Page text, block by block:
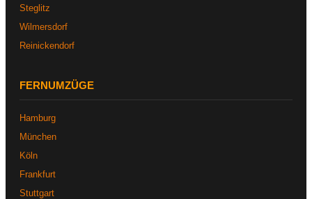
Steglitz
Wilmersdorf
Reinickendorf
FERNUMZÜGE
Hamburg
München
Köln
Frankfurt
Stuttgart